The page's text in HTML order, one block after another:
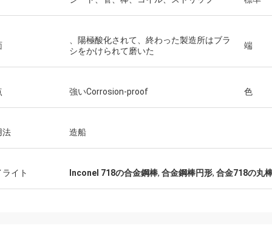
、陽極酸化されて、終わった製造所はブラ
シをかけられて磨いた
端
強いCorrosion-proof 色
法 造船
イト Inconel 718の合金鋼棒, 合金鋼棒円形, 合金718の丸